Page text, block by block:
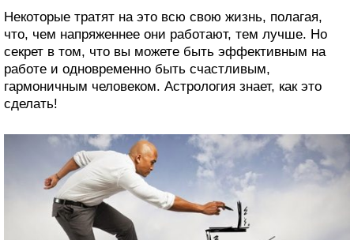
Некоторые тратят на это всю свою жизнь, полагая,
что, чем напряженнее они работают, тем лучше. Но
секрет в том, что вы можете быть эффективным на
работе и одновременно быть счастливым,
гармоничным человеком. Астрология знает, как это
сделать!